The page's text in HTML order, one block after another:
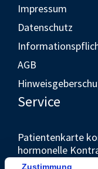
Zustimmung
Impressum
Datenschutz
AGB
Service
Patientenkarte
hormonelle